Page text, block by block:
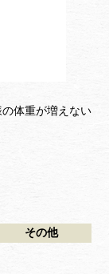
の体重が増えない
その他